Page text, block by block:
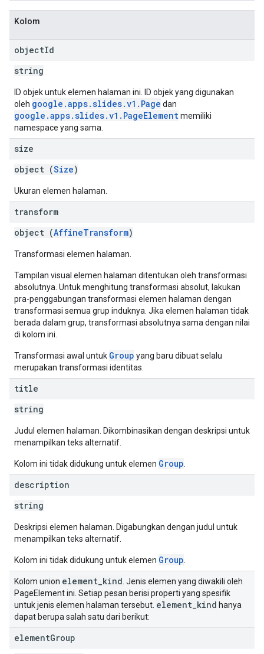
Kolom
objectId
string
ID objek untuk elemen halaman ini. ID objek yang digunakan
oleh google.apps.slides.v1.Page dan
google.apps.slides.v1.PageElementmemiliki
namespace yang sama.
size
object (Size)
Ukuran elemen halaman.
transform
object (AffineTransform)
Transformasi elemen halaman.
Tampilan visual elemen halaman ditentukan oleh transformasi
absolutnya. Untuk menghitung transformasi absolut, lakukan
pra-penggabungan transformasi elemen halaman dengan
transformasi semua grup induknya. Jika elemen halaman tidak
berada dalam grup, transformasi absolutnya sama dengan nilai
di kolom ini.
Transformasi awal untuk Group yang baru dibuat selalu
merupakan transformasi identitas.
title
string
Judul elemen halaman. Dikombinasikan dengan deskripsi untuk
menampilkan teks alternatif.
Kolom ini tidak didukung untuk elemen Group
description
string
Deskripsi elemen halaman. Digabungkan dengan judul untuk
menampilkan teks alternatif.
Kolom ini tidak didukung untuk elemen Group
Kolom union element kind . Jenis elemen yang diwakili oleh
PageElement ini. Setiap pesan berisi properti yang spesifik
untuk jenis elemen halaman tersebut. element kind hanya
dapat berupa salah satu dari berikut:
elementGroup